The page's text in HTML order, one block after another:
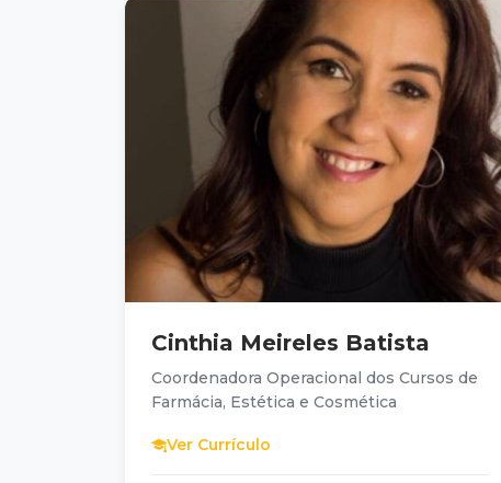
Cinthia Meireles Batista
Coordenadora Operacional dos Cursos de
Farmácia, Estética e Cosmética
Ver Currículo